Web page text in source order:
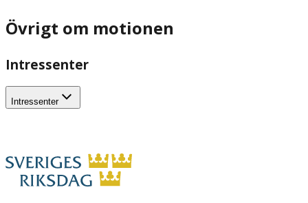
Övrigt om motionen
Intressenter
Intressenter